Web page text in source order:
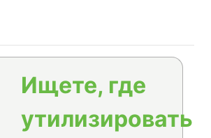
Ищете, где
утилизировать